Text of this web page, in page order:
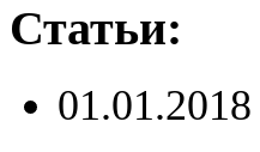
Статьи:
01.01.2018